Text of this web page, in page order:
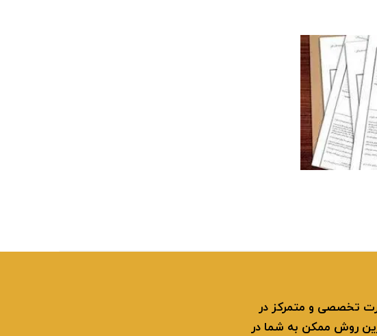
به صورت تخصصی و متمرکز در
ترین روش ممکن به شما در